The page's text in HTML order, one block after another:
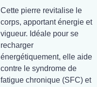
Cette pierre revitalise le
corps, apportant énergie et
vigueur. Idéale pour se
recharger
énergétiquement, elle aide
contre le syndrome de
fatigue chronique (SFC) et